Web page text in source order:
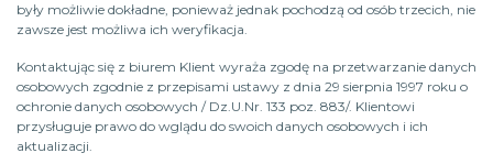
były możliwie dokładne, ponieważ jednak pochodzą od osób trzecich, nie
zawsze jest możliwa ich weryfikacja.
Kontaktując się z biurem Klient wyraża zgodę na przetwarzanie danych
osobowych zgodnie z przepisami ustawy z dnia 29 sierpnia 1997 roku o
ochronie danych osobowych / Dz.U.Nr. 133 poz. 883/. Klientowi
przysługuje prawo do wglądu do swoich danych osobowych i ich
aktualizacji.